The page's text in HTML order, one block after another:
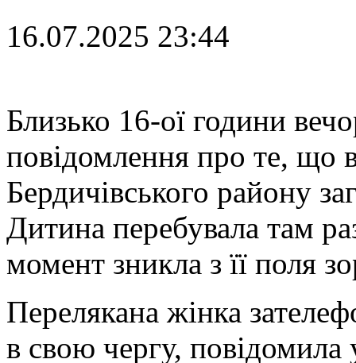
16.07.2025 23:44
Близько 16-ої години
повідомлення про те, що
Бердичівського району
Дитина перебувала там
момент зникла з її поля
Перелякана жінка
в свою чергу, повідомила